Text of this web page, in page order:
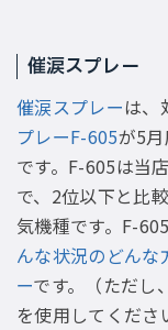
催涙スプレー
催涙スプレーは、
プレーF-605が5
です。F-605は当
で、2位以下と比
気機種です。F-
んな状況のどんな
ーです。（ただし
を使用してくだ